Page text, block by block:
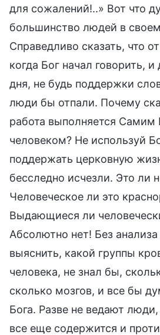
для сожалений!..» Вот что
большинство людей в
Справедливо сказать, что
когда Бог начал говорить, и
дня, не будь поддержки
люди бы отпали. Почему
работа выполняется Самим
человеком? Не используй
поддержать церковную
бесследно исчезли. Это ли
Человеческое ли это
Выдающиеся ли
Абсолютно нет! Без
выяснить, какой группы
человека, не знал бы,
сколько мозгов, и все бы
Бога. Разве не ведают люди,
все еще содержится и